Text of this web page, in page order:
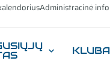
Administracinė